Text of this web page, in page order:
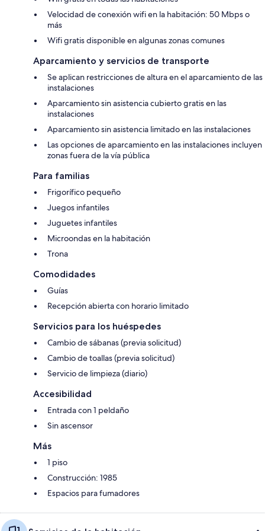
Velocidad de conexión wifi en la habitación: 50 Mbps o
más
Wifi gratis disponible en algunas zonas comunes
Aparcamiento y servicios de transporte
Se aplican restricciones de altura en el aparcamiento de las
instalaciones
Aparcamiento sin asistencia cubierto gratis en las
instalaciones
Aparcamiento sin asistencia limitado en las instalaciones
Las opciones de aparcamiento en las instalaciones incluyen
zonas fuera de la vía pública
Para familias
Frigorífico pequeño
Juegos infantiles
Juguetes infantiles
Microondas en la habitación
Trona
Comodidades
Guías
Recepción abierta con horario limitado
Servicios para los huéspedes
Cambio de sábanas (previa solicitud)
Cambio de toallas (previa solicitud)
Servicio de limpieza (diario)
Accesibilidad
Entrada con 1 peldaño
Sin ascensor
Más
1 piso
Construcción: 1985
Espacios para fumadores